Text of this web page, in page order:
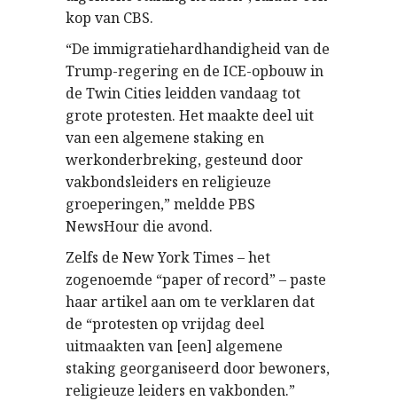
kop van CBS.
“De immigratiehardhandigheid van de
Trump-regering en de ICE-opbouw in
de Twin Cities leidden vandaag tot
grote protesten. Het maakte deel uit
van een algemene staking en
werkonderbreking, gesteund door
vakbondsleiders en religieuze
groeperingen,” meldde PBS
NewsHour die avond.
Zelfs de New York Times – het
zogenoemde “paper of record” – paste
haar artikel aan om te verklaren dat
de “protesten op vrijdag deel
uitmaakten van [een] algemene
staking georganiseerd door bewoners,
religieuze leiders en vakbonden.”